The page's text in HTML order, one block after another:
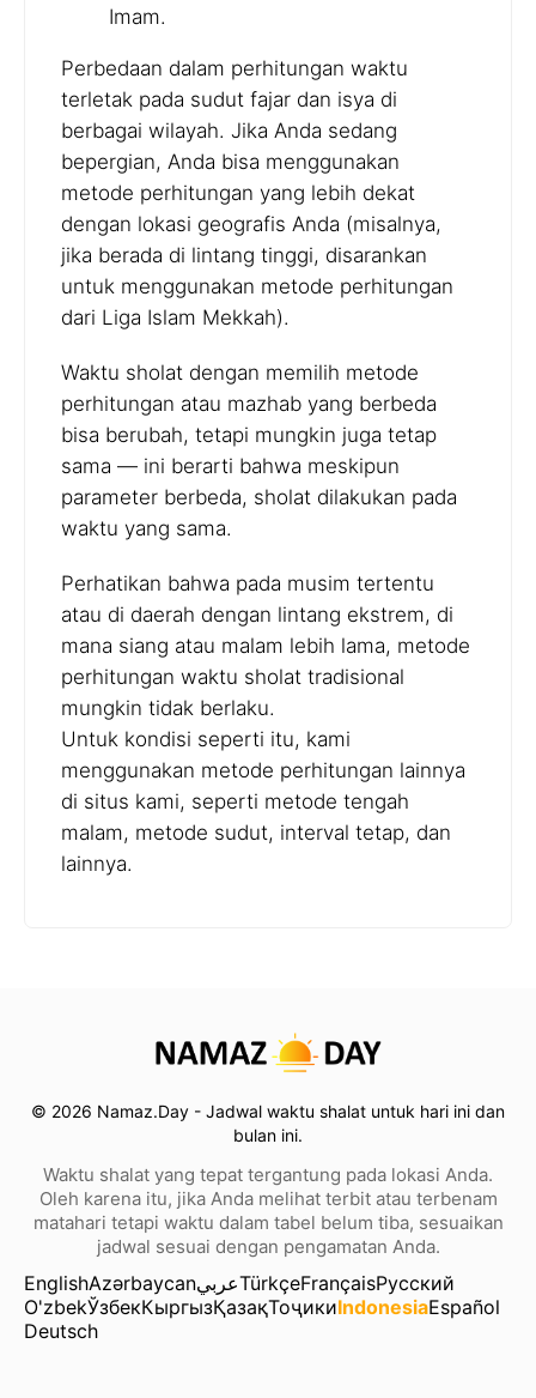
Imam.
Perbedaan dalam perhitungan waktu
terletak pada sudut fajar dan isya di
berbagai wilayah. Jika Anda sedang
bepergian, Anda bisa menggunakan
metode perhitungan yang lebih dekat
dengan lokasi geografis Anda (misalnya,
jika berada di lintang tinggi, disarankan
untuk menggunakan metode perhitungan
dari Liga Islam Mekkah).
Waktu sholat dengan memilih metode
perhitungan atau mazhab yang berbeda
bisa berubah, tetapi mungkin juga tetap
sama — ini berarti bahwa meskipun
parameter berbeda, sholat dilakukan pada
waktu yang sama.
Perhatikan bahwa pada musim tertentu
atau di daerah dengan lintang ekstrem, di
mana siang atau malam lebih lama, metode
perhitungan waktu sholat tradisional
mungkin tidak berlaku.
Untuk kondisi seperti itu, kami
menggunakan metode perhitungan lainnya
di situs kami, seperti metode tengah
malam, metode sudut, interval tetap, dan
lainnya.
© 2026 Namaz.Day - Jadwal waktu shalat untuk hari ini dan
bulan ini.
Waktu shalat yang tepat tergantung pada lokasi Anda.
Oleh karena itu, jika Anda melihat terbit atau terbenam
matahari tetapi waktu dalam tabel belum tiba, sesuaikan
jadwal sesuai dengan pengamatan Anda.
EnglishAzərbaycanعربيTürkçeFrançaisРусский
O'zbekЎзбекКыргызҚазақТоҷикиIndonesiaEspañol
Deutsch